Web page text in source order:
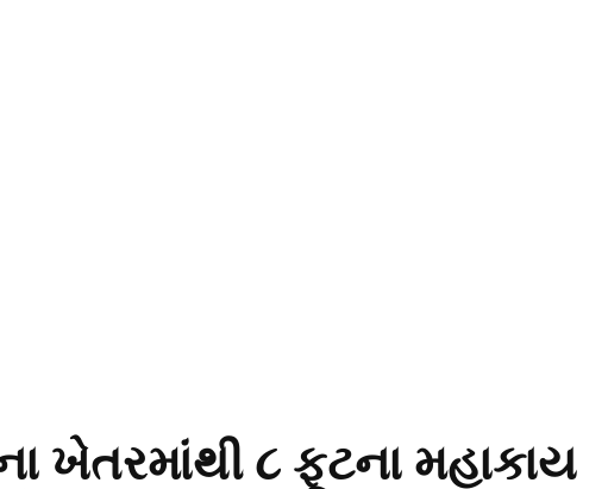
ખેતરમાંથી ૮ ફૂટના મહાકાય